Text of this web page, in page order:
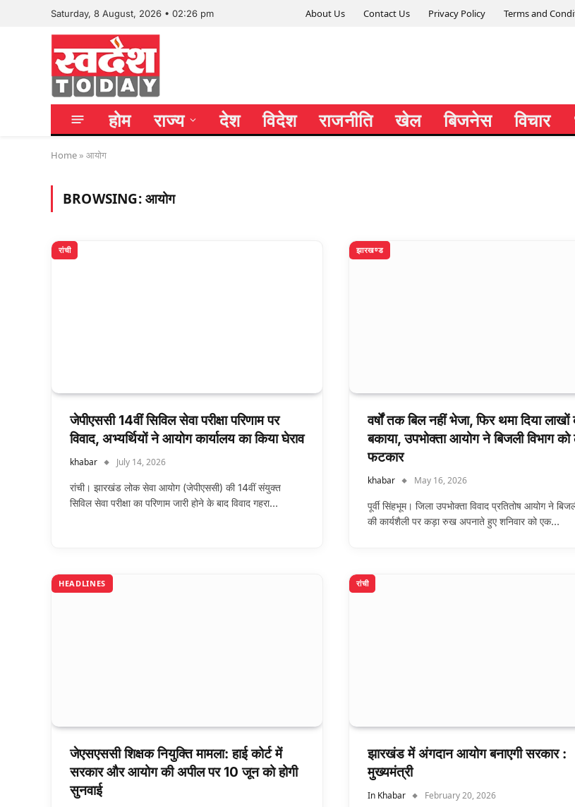
Saturday, 8 August, 2026 • 02:26 pm About Us Contact Us Privacy Policy Terms and
होम राज्य देश विदेश राजनीति खेल बिजनेस विचार
Home » आयोग
BROWSING:आयोग
रांची
जेपीएससी 14वीं सिविल सेवा परीक्षा परिणाम पर
विवाद, अभ्यर्थियों ने आयोग कार्यालय का किया घेराव
khabar July 14, 2026
रांची। झारखंड लोक सेवा आयोग (जेपीएससी) की 14वीं संयुक्त
सिविल सेवा परीक्षा का परिणाम जारी होने के बाद विवाद गहरा…
झारखण्ड
वर्षों तक बिल नहीं भेजा, फिर थमा दिया लाखों
बकाया, उपभोक्ता आयोग ने बिजली विभाग को
फटकार
khabar May 16, 2026
पूर्वी सिंहभूम। जिला उपभोक्ता विवाद प्रतितोष आयोग ने
की कार्यशैली पर कड़ा रुख अपनाते हुए शनिवार को एक…
HEADLINES
जेएसएससी शिक्षक नियुक्ति मामला: हाई कोर्ट में
सरकार और आयोग की अपील पर 10 जून को होगी
सुनवाई
रांची
झारखंड में अंगदान आयोग बनाएगी सरकार :
मुख्यमंत्री
In Khabar February 20, 2026